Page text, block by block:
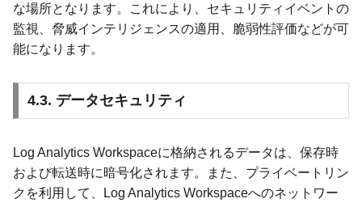
な場所となります。これにより、セキュリティイベントの
監視、脅威インテリジェンスの適用、脆弱性評価などが可
能になります。
4.3. データセキュリティ
Log Analytics Workspaceに格納されるデータは、保存時
および転送時に暗号化されます。また、プライベートリン
クを利用して、Log Analytics Workspaceへのネットワー